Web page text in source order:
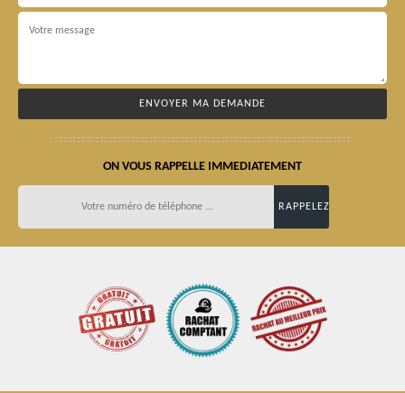
ON VOUS RAPPELLE IMMEDIATEMENT